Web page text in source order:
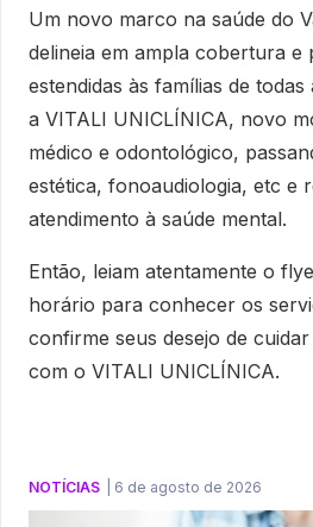
Um novo marco na saúde do
delineia em ampla cobertura e
estendidas às famílias de todas
a VITALI UNICLÍNICA, novo
médico e odontológico,
estética, fonoaudiologia, etc e
atendimento à saúde mental.
Então, leiam atentamente o
horário para conhecer os
confirme seus desejo de
com o VITALI UNICLÍNICA.
NOTÍCIAS 6 de agosto de 2026